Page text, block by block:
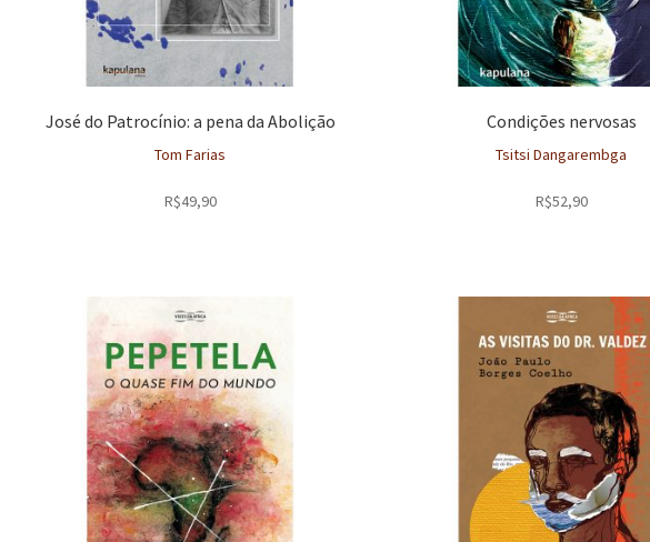
José do Patrocínio: a pena da Abolição
Tom Farias
R$49,90
Condições nervosas
Tsitsi Dangarembga
R$52,90